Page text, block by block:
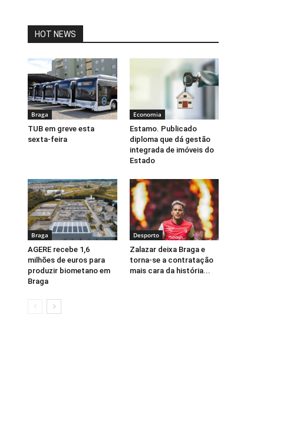
HOT NEWS
Braga
TUB em greve esta
sexta-feira
Economia
Estamo. Publicado
diploma que dá gestão
integrada de imóveis do
Estado
Braga
AGERE recebe 1,6
milhões de euros para
produzir biometano em
Braga
Desporto
Zalazar deixa Braga e
torna-se a contratação
mais cara da história...